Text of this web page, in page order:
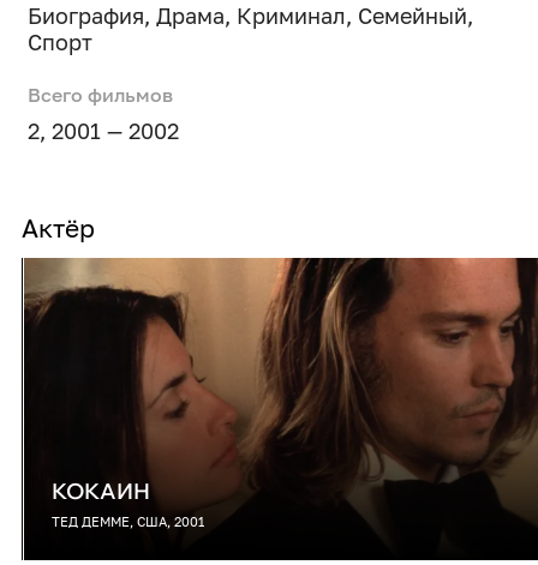
Биография, Драма, Криминал, Семейный,
Спорт
Всего фильмов
2, 2001 — 2002
Актёр
КОКАИН
ТЕД ДЕММЕ, США, 2001